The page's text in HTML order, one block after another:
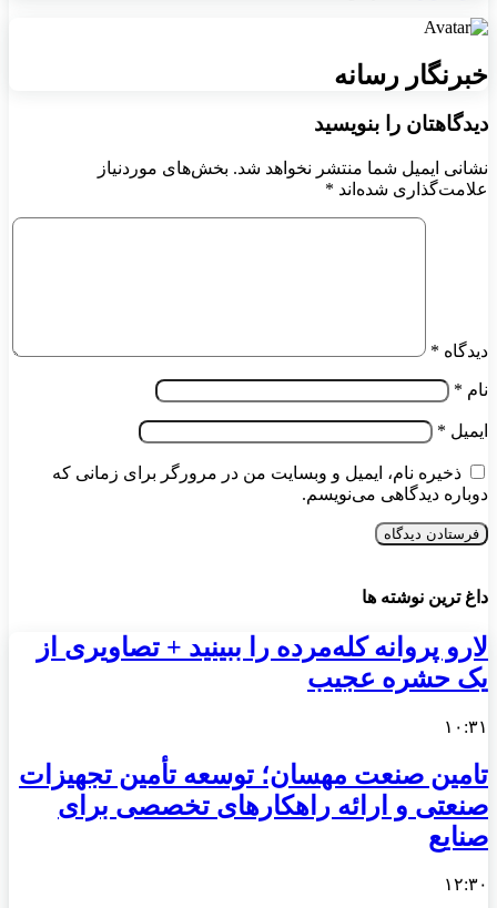
خبرنگار رسانه
دیدگاهتان را بنویسید
نشانی ایمیل شما منتشر نخواهد شد. بخش‌های موردنیاز
علامت‌گذاری شده‌اند *
دیدگاه *
نام *
ایمیل *
ذخیره نام، ایمیل و وبسایت من در مرورگر برای زمانی که
دوباره دیدگاهی می‌نویسم.
داغ ترین نوشته ها
لارو پروانه کله‌مرده را ببینید + تصاویری از
یک حشره عجیب
۱۰:۳۱
تامین صنعت مهسان؛ توسعه تأمین تجهیزات
صنعتی و ارائه راهکارهای تخصصی برای
صنایع
۱۲:۳۰